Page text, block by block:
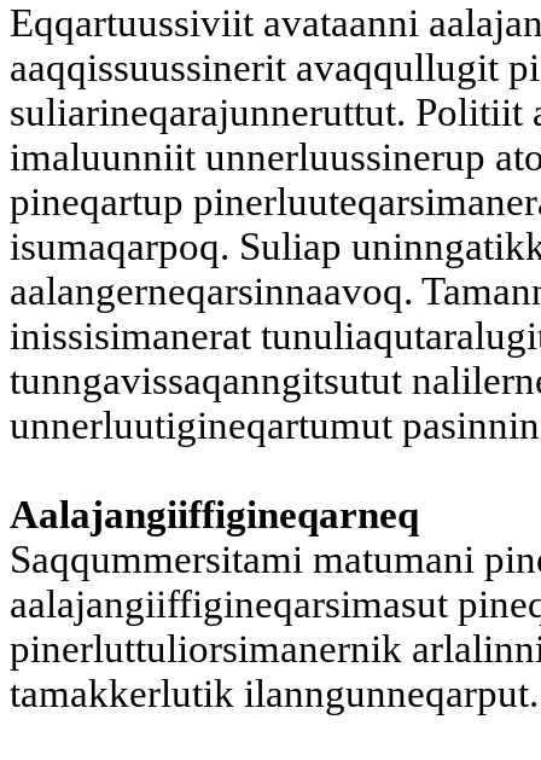
Eqqartuussiviit avataanni
aaqqissuussinerit avaqqullugit
suliarineqarajunneruttut. Politiit
imaluunniit unnerluussinerup
pineqartup
isumaqarpoq. Suliap
aalangerneqarsinnaavoq.
inissisimanerat
tunngavissaqanngitsutut
unnerluutigineqartumut
Aalajangiiffigineqarneq
Saqqummersitami matumani
aalajangiiffigineqarsimasut
pinerluttuliorsimanernik
tamakkerlutik ilanngunneqarput.